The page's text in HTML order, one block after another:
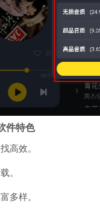
件特色
高效。
。
多样。